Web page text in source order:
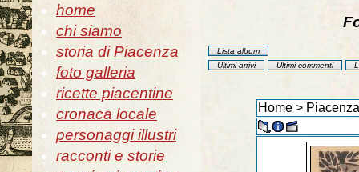
home
chi siamo
storia di Piacenza
foto galleria
ricette piacentine
cronaca locale
personaggi illustri
racconti e storie
Lista album
Ultimi arrivi
Ultimi commenti
Home>